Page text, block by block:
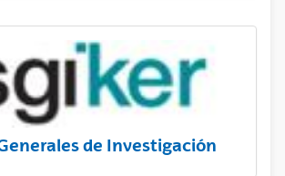
de Investigación